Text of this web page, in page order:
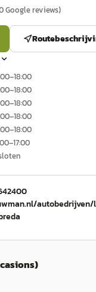
Google reviews)